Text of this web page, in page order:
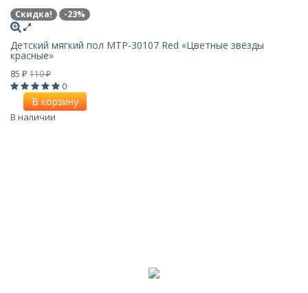
Скидка! -23%
Детский мягкий пол MTP-30107 Red «Цветные звёзды
красные»
85 ₽ 110₽
0
В корзину
В наличии